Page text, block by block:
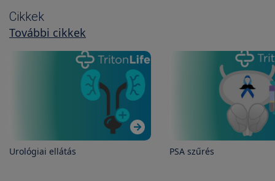
Cikkek
További cikkek
Urológiai ellátás PSA szűrés